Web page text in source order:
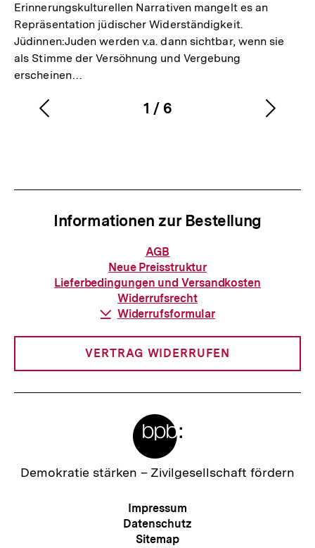
Erinnerungskulturellen Narrativen mangelt es an
Repräsentation jüdischer Widerständigkeit.
Jüdinnen:Juden werden v.a. dann sichtbar, wenn sie
als Stimme der Versöhnung und Vergebung
erscheinen…
Karussellinhalt
1
von
/ 6
Vorherigen
Informationen zur Bestellung
Informationen
zur
Bestellung
AGB
Neue Preisstruktur
Lieferbedingungen und Versandkosten
Widerrufsrecht
Download-
Widerrufsformular
VERTRAG WIDERRUFEN
Zur
Demokratie stärken – Zivilgesellschaft fördern
Meta-
Navigation
Impressum
Datenschutz
Sitemap